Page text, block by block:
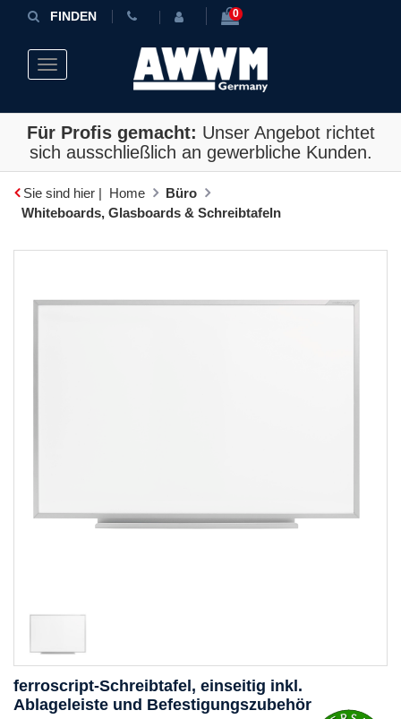
FINDEN 0
Toggle navigation
Für Profis gemacht: Unser Angebot richtet
sich ausschließlich an gewerbliche Kunden.
Sie sind hier | Home
Büro
Whiteboards, Glasboards & Schreibtafeln
ferroscript-Schreibtafel, einseitig inkl.
Ablageleiste und Befestigungszubehör